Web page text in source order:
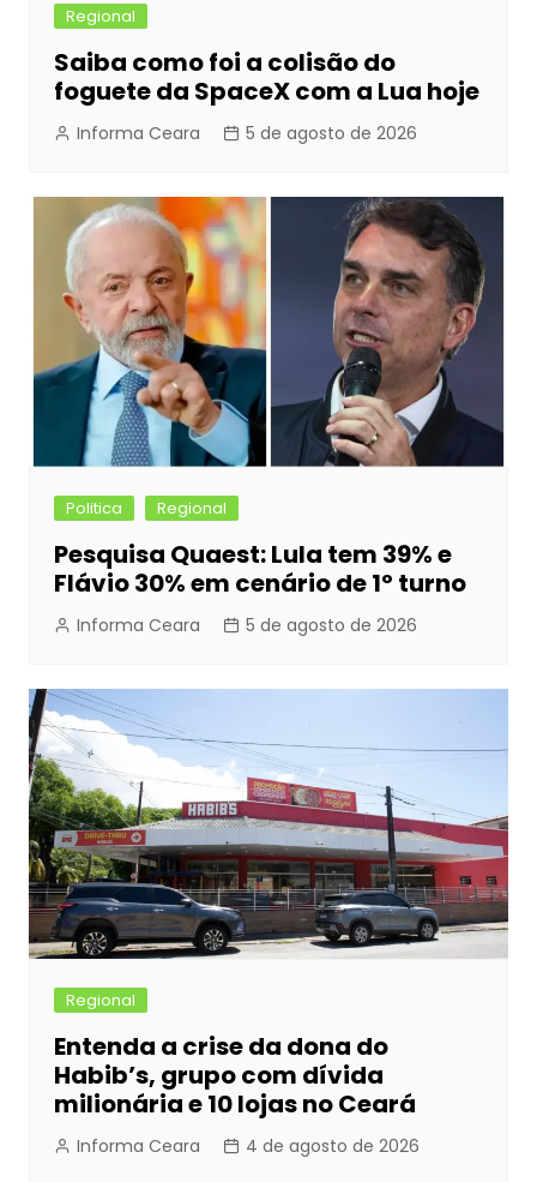
Regional
Saiba como foi a colisão do
foguete da SpaceX com a Lua hoje
Informa Ceara 5 de agosto de 2026
Politica Regional
Pesquisa Quaest: Lula tem 39% e
Flávio 30% em cenário de 1º turno
Informa Ceara 5 de agosto de 2026
Regional
Entenda a crise da dona do
Habib’s, grupo com dívida
milionária e 10 lojas no Ceará
Informa Ceara 4 de agosto de 2026